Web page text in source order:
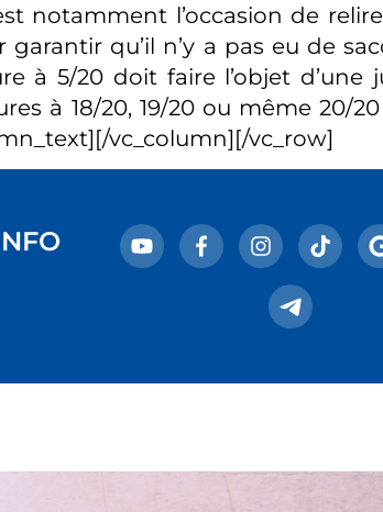
notamment l’occasion de
qu’il n’y a pas eu de
à 5/20 doit faire l’objet d’une
à 18/20, 19/20 ou même 20/
vc_column][/vc_row]